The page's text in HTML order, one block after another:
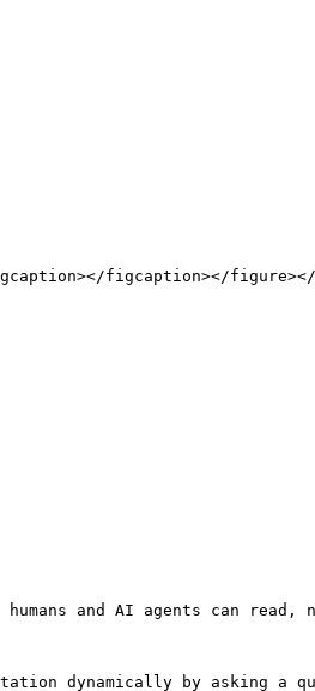
figcaption></
and AI agents can read,
dynamically by asking a